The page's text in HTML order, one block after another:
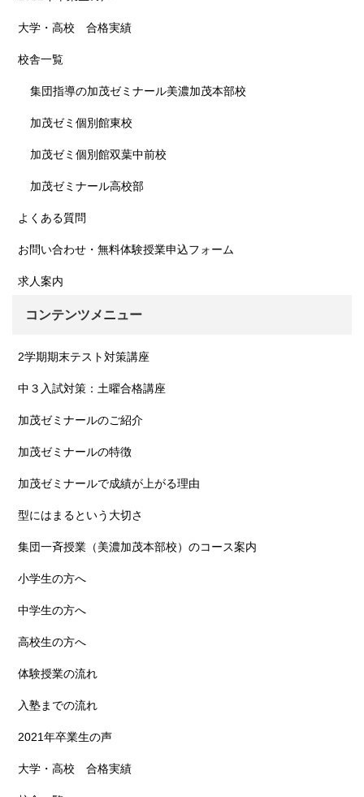
大学・高校 合格実績
校舎一覧
集団指導の加茂ゼミナール美濃加茂本部校
加茂ゼミ個別館東校
加茂ゼミ個別館双葉中前校
加茂ゼミナール高校部
よくある質問
お問い合わせ・無料体験授業申込フォーム
求人案内
コンテンツメニュー
2学期期末テスト対策講座
中３入試対策：土曜合格講座
加茂ゼミナールのご紹介
加茂ゼミナールの特徴
加茂ゼミナールで成績が上がる理由
型にはまるという大切さ
集団一斉授業（美濃加茂本部校）のコース案内
小学生の方へ
中学生の方へ
高校生の方へ
体験授業の流れ
入塾までの流れ
2021年卒業生の声
大学・高校 合格実績